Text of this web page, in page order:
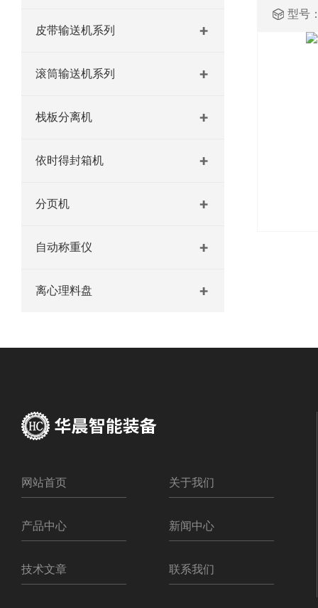
皮带输送机系列
滚筒输送机系列
栈板分离机
依时得封箱机
分页机
自动称重仪
离心理料盘
型号
网站首页 关于我们
产品中心 新闻中心
技术文章 联系我们